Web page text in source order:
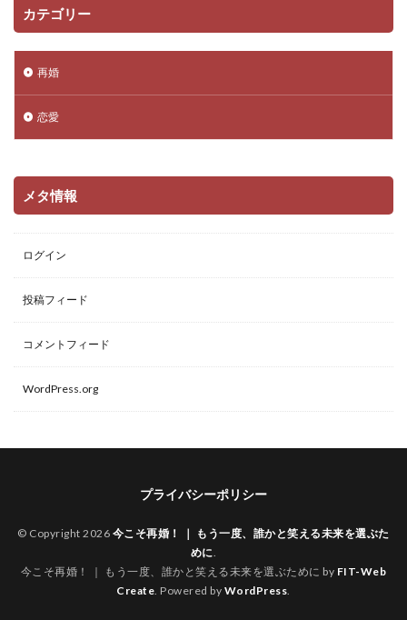
カテゴリー
再婚
恋愛
メタ情報
ログイン
投稿フィード
コメントフィード
WordPress.org
プライバシーポリシー
© Copyright 2026 今こそ再婚！ ｜ もう一度、誰かと笑える未来を選ぶた
めに.
今こそ再婚！ ｜ もう一度、誰かと笑える未来を選ぶために by FIT-Web
Create. Powered by WordPress.